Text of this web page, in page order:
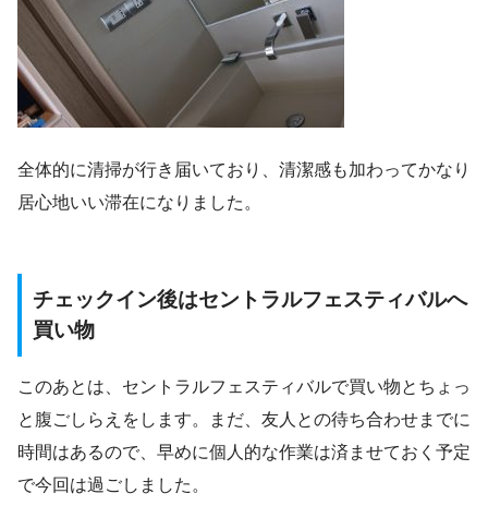
全体的に清掃が行き届いており、清潔感も加わってかなり
居心地いい滞在になりました。
チェックイン後はセントラルフェスティバルへ
買い物
このあとは、セントラルフェスティバルで買い物とちょっ
と腹ごしらえをします。まだ、友人との待ち合わせまでに
時間はあるので、早めに個人的な作業は済ませておく予定
で今回は過ごしました。